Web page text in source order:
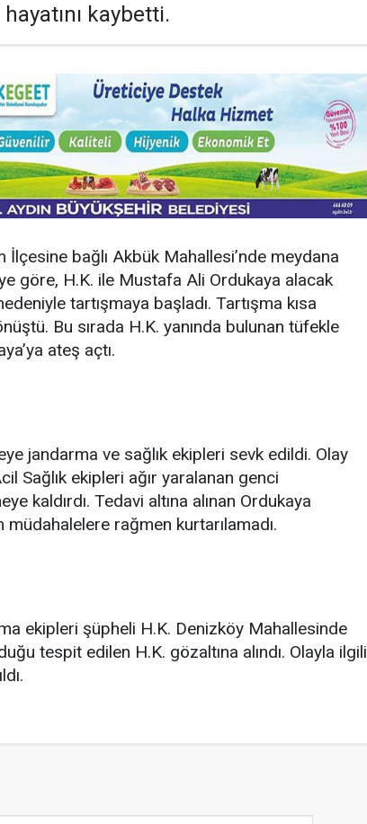
kaybetti.
İlçesine bağlı Akbük Mahallesi’nde meydana
göre, H.K. ile Mustafa Ali Ordukaya alacak
tartışmaya başladı. Tartışma kısa
Bu sırada H.K. yanında bulunan tüfekle
ateş açtı.
jandarma ve sağlık ekipleri sevk edildi. Olay
Sağlık ekipleri ağır yaralanan genci
kaldırdı. Tedavi altına alınan Ordukaya
müdahalelere rağmen kurtarılamadı.
ekipleri şüpheli H.K. Denizköy Mahallesinde
tespit edilen H.K. gözaltına alındı. Olayla ilgili